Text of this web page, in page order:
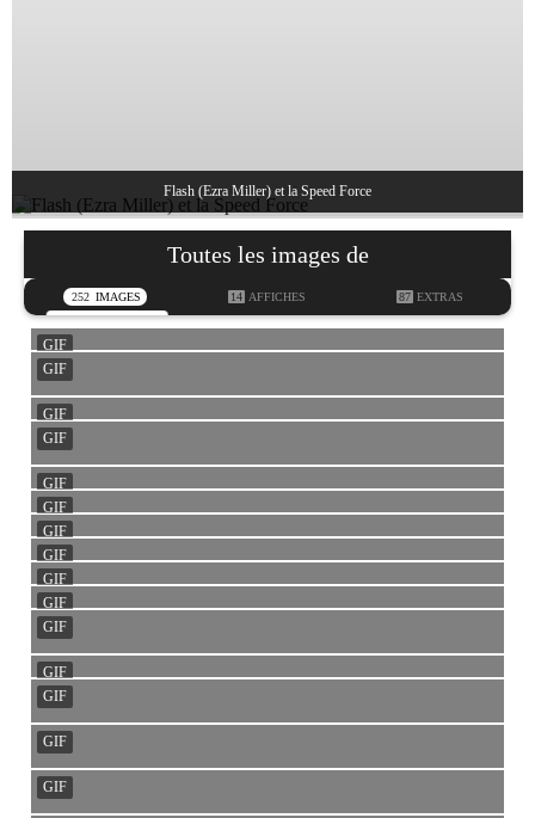
Flash (Ezra Miller) et la Speed Force
Toutes les images de
252 IMAGES 14 AFFICHES 87 EXTRAS